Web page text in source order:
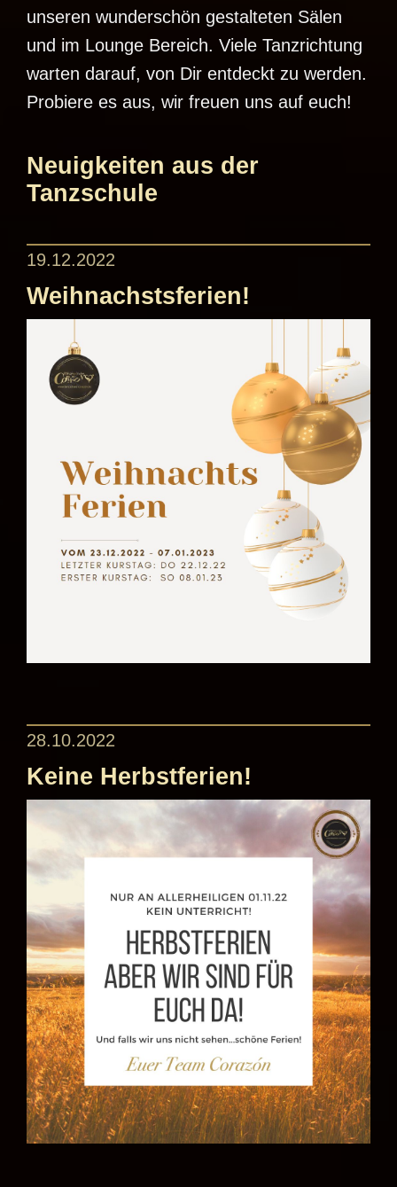
unseren wunderschön gestalteten Sälen
und im Lounge Bereich. Viele Tanzrichtung
warten darauf, von Dir entdeckt zu werden.
Probiere es aus, wir freuen uns auf euch!
Neuigkeiten aus der
Tanzschule
19.12.2022
Weihnachstsferien!
28.10.2022
Keine Herbstferien!